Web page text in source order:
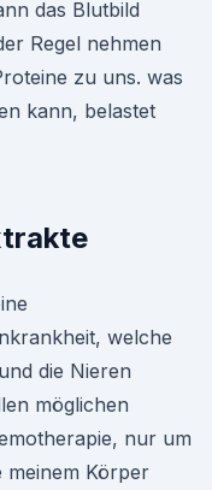
das Blutbild
Regel nehmen
zu uns. was
kann, belastet
welche
die Nieren
möglichen
nur um
meinem Körper